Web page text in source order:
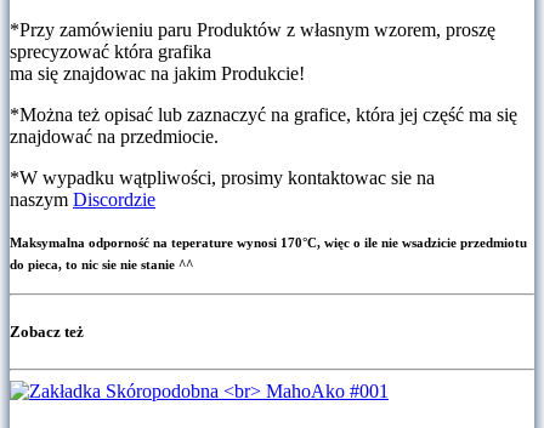
*Przy zamówieniu paru Produktów z własnym wzorem, proszę
sprecyzować która grafika
ma się znajdowac na jakim Produkcie!
*Można też opisać lub zaznaczyć na grafice, która jej część ma się
znajdować na przedmiocie.
*W wypadku wątpliwości, prosimy kontaktowac sie na
naszym Discordzie
Maksymalna odporność na teperature wynosi 170°C, więc o ile nie wsadzicie przedmiotu
do pieca, to nic sie nie stanie ^^
Zobacz też